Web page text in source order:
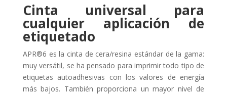
Cinta universal para
cualquier aplicación de
etiquetado
APR®6 es la cinta de cera/resina estándar de la gama:
muy versátil, se ha pensado para imprimir todo tipo de
etiquetas autoadhesivas con los valores de energía
más bajos. También proporciona un mayor nivel de